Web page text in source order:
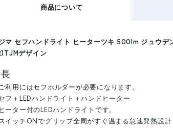
商品について
マ セフハンドライト ヒーターツキ 500lm ジュウ
デザイン
利用にはセフホルダーが必要になります。
フ＋LEDハンドライト＋ハンドヒーター
ーター付のLEDハンドライトです。
イッチONでグリップ全周がすぐ温まる急速発熱設計